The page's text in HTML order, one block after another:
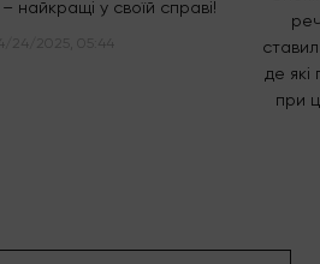
найкращі у своїй справі!
24/2025, 05:44
де
при